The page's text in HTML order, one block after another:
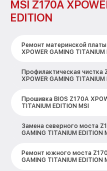
MSI Z170A
EDITION
Ремонт материнской
XPOWER GAMING TITANIUM
Профилактическая чистка
XPOWER GAMING TITANIUM
Прошивка BIOS Z170A
TITANIUM EDITION MSI
Замена северного моста
GAMING TITANIUM EDITION
Ремонт южного моста
GAMING TITANIUM EDITION